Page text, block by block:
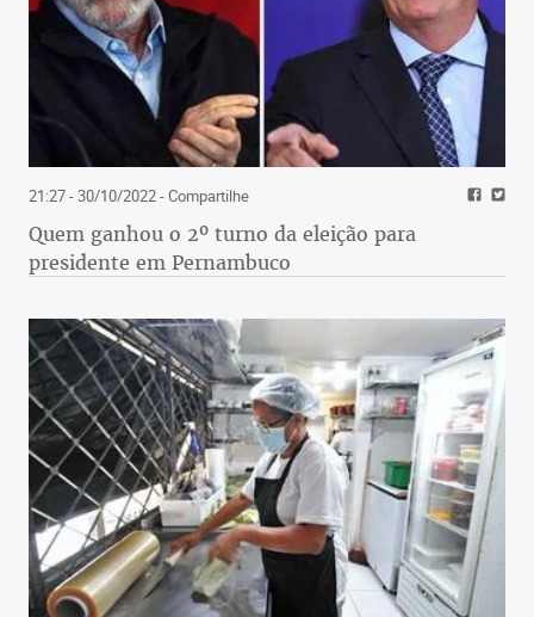
21:27 - 30/10/2022- Compartilhe
Quem ganhou o 2º turno da eleição para
presidente em Pernambuco